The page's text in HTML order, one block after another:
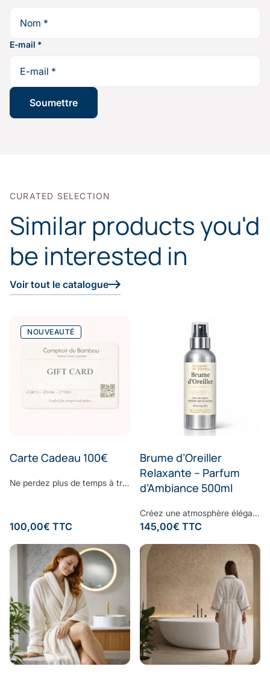
E-mail *
CURATED SELECTION
Similar products you'd
be interested in
Voir tout le catalogue
NOUVEAUTÉ
Carte Cadeau 100€
Ne perdez plus de temps à trouver le cadeau parfait. Surprenez vos proches avec le cadeau dont ils ont toujours rêvé : offrez-leur la E-Carte Cadeau Comptoir du Bambou pour leur permettre de réaliser toutes leurs envies. Choisissez le montant à créditer sur la carte cadeau, ajoutez un message personnalisé et laissez la magie Comptoir du Bambou opérer.
100,00€ TTC
Brume d’Oreiller
Relaxante – Parfum
d’Ambiance 500ml
Créez une atmosphère élégante et apaisante, à chaque instant.Vaporisez cette brume d’ambiance dans votre intérieur pour diffuser une signature olfactive raffinée, subtile et enveloppante. Sa composition associe une eau de bambou délicate à des notes fraîches d’écorces de bergamote et de feuilles de basilic, légèrement froissées. Une fragrance contemporaine où la douceur végétale rencontre la vivacité des agrumes, pour un équilibre parfaitement maîtrisé. À la fois fraîche, naturelle et sophistiquée, cette senteur transforme vos espaces en véritables lieux de bien-être, inspirés des plus beaux établissements. Formulée sans ingrédients synthétiques controversés, elle respecte votre environnement tout en sublimant votre intérieur. Sillage : bergamote - bambou - basilic - musc
145,00€ TTC